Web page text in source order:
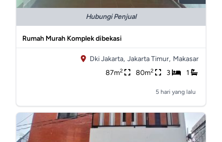
Hubungi Penjual
Rumah Murah Komplek dibekasi
Dki Jakarta, Jakarta Timur, Makasar
87m2 80m2 3 1
5 hari yang lalu